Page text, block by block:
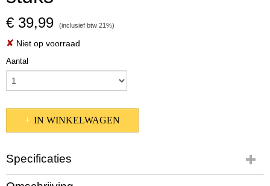
€ 39,99 (inclusief btw 21%)
✘ Niet op voorraad
Aantal
IN WINKELWAGEN
Specificaties
Productcode